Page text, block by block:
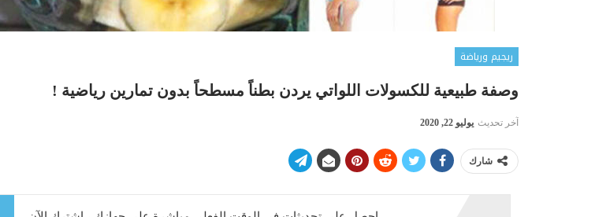
ريجيم ورياضة
وصفة طبيعية للكسولات اللواتي يردن بطناً مسطحاً بدون تمارين رياضية !
آخر تحديث يوليو 22, 2020
شارك